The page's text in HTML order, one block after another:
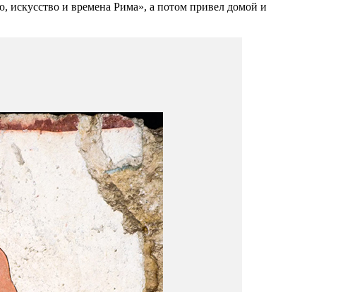
искусство и времена Рима», а потом привел домой и